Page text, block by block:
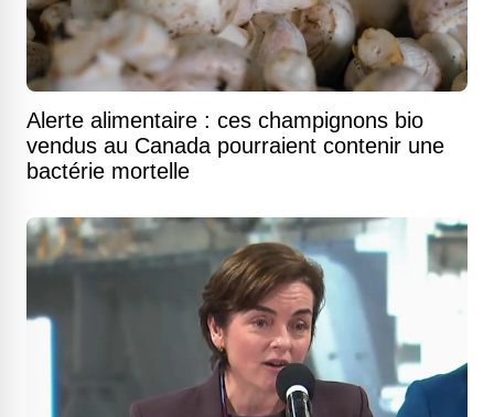
Alerte alimentaire : ces champignons bio
vendus au Canada pourraient contenir une
bactérie mortelle